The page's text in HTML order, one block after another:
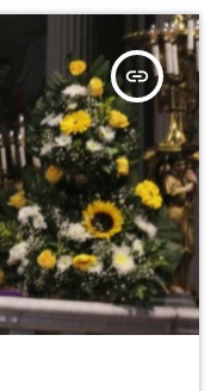
insert_link